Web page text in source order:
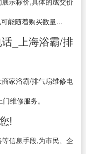
能随着购买数量...
_上海浴霸/排
家浴霸/排气扇维修电
维修服务。
!
信息手段,为市民、企